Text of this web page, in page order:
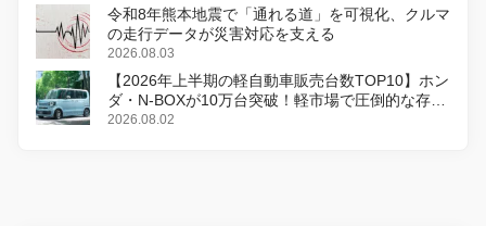
令和8年熊本地震で「通れる道」を可視化、クルマ
の走行データが災害対応を支える
2026.08.03
【2026年上半期の軽自動車販売台数TOP10】ホン
ダ・N-BOXが10万台突破！軽市場で圧倒的な存在
感
2026.08.02